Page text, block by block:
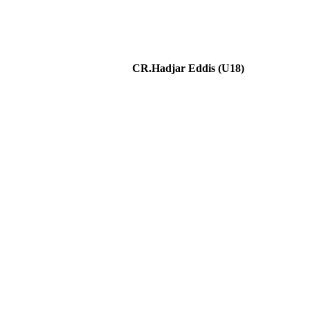
CR.Hadjar Eddis (U18)